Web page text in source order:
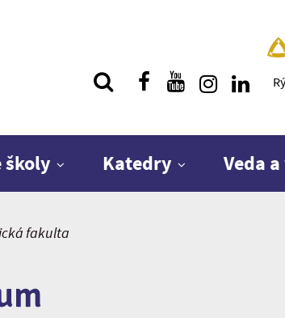
školy Katedry Veda
fakulta